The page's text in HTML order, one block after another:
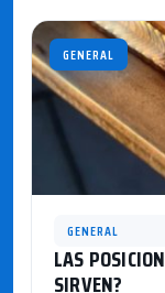
GENERAL
GENERAL
LAS
SIRVEN?